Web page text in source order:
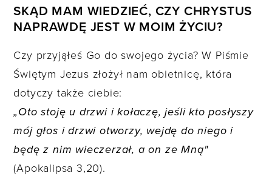
SKĄD MAM WIEDZIEĆ, CZY CHRYSTUS
NAPRAWDĘ JEST W MOIM ŻYCIU?
Czy przyjąłeś Go do swojego życia? W Piśmie
Świętym Jezus złożył nam obietnicę, która
dotyczy także ciebie:
„Oto stoję u drzwi i kołaczę, jeśli kto posłyszy
mój głos i drzwi otworzy, wejdę do niego i
będę z nim wieczerzał, a on ze Mną"
(Apokalipsa 3,20).